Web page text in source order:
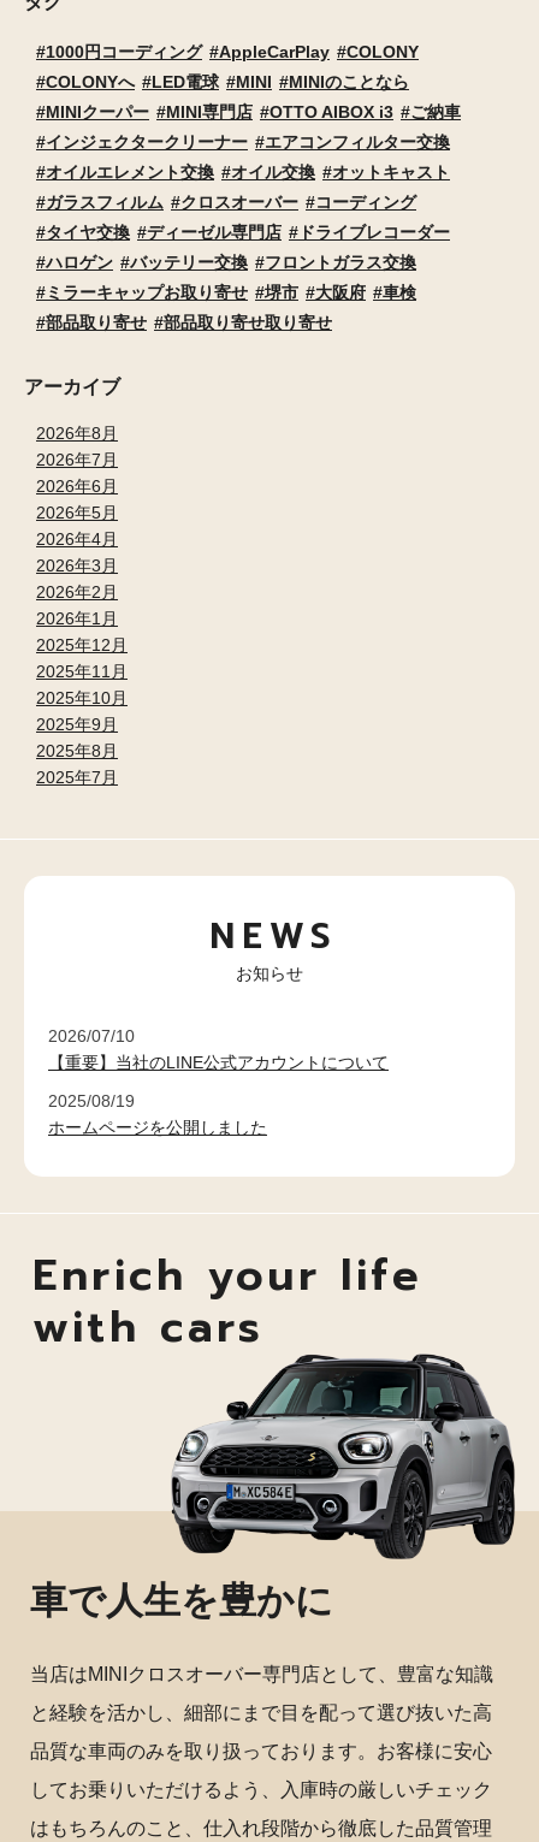
1000円コーディング AppleCarPlay
COLONY
COLONYへ
LED電球 MINI
MINIのことなら
MINIクーパー
MINI専門店 OTTO AIBOX i3
ご納車
インジェクタークリーナー
エアコンフィルター交換
オイルエレメント交換
オイル交換
オットキャスト
ガラスフィルム
クロスオーバー
コーディング
タイヤ交換
ディーゼル専門店
ドライブレコーダー
ハロゲン
バッテリー交換
フロントガラス交換
ミラーキャップお取り寄せ
堺市 大阪府
車検
部品取り寄せ
部品取り寄せ取り寄せ
アーカイブ
2026年8月
2026年7月
2026年6月
2026年5月
2026年4月
2026年3月
2026年2月
2026年1月
2025年12月
2025年11月
2025年10月
2025年9月
2025年8月
2025年7月
NEWS
お知らせ
2026/07/10
【重要】当社のLINE公式アカウントについて
2025/08/19
ホームページを公開しました
Enrich your life
with cars
車で人生を豊かに
当店はMINIクロスオーバー専門店として、豊富な知識
と経験を活かし、細部にまで目を配って選び抜いた高
品質な車両のみを取り扱っております。お客様に安心
してお乗りいただけるよう、入庫時の厳しいチェック
はもちろんのこと、仕入れ段階から徹底した品質管理